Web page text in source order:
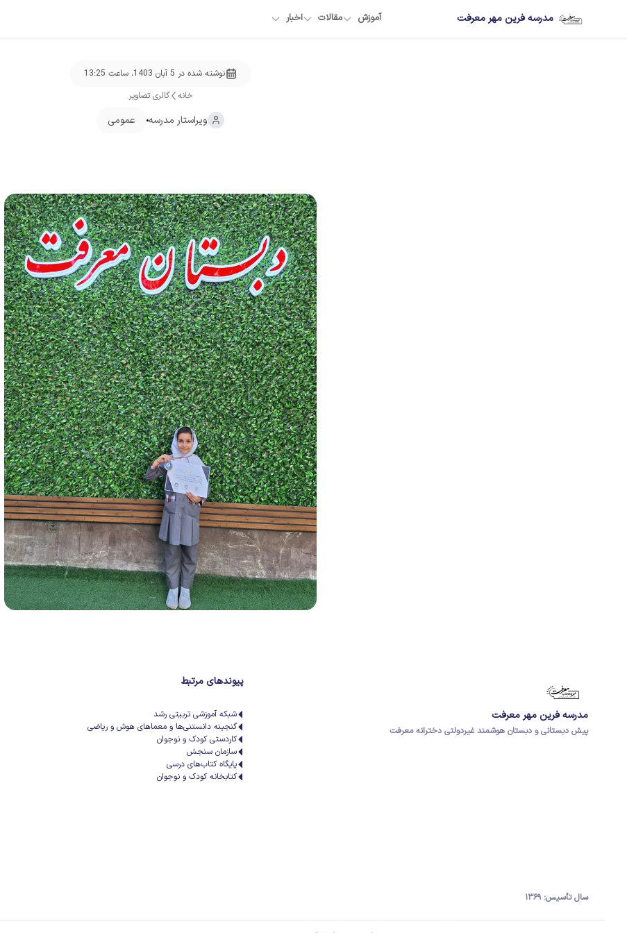
مدرسه فرین مهر معرفت آموزش مقالات اخبار
نوشته شده در 5 آبان 1403، ساعت 13:25
خانه
گالری تصاویر
ویراستار مدرسه عمومی
مدرسه فرین مهر معرفت
پیش دبستانی و دبستان هوشمند غیردولتی دخترانه معرفت
سال تأسیس: ۱۳۶۹
پیوندهای مرتبط
شبکه آموزشی تربیتی رشد
گنجینه دانستنی‌ها و معماهای هوش و ریاضی
کاردستی کودک و نوجوان
سازمان سنجش
پایگاه کتاب‌های درسی
کتابخانه کودک و نوجوان